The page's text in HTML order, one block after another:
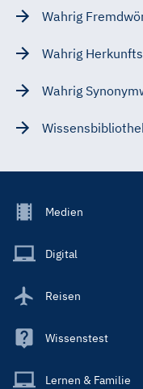
Wahrig
Wahrig
Wahrig
Footer
Main
Medien
Digital
Reisen
Wissenstest
Lernen & Familie